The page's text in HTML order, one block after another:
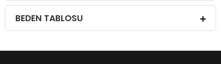
BEDEN TABLOSU